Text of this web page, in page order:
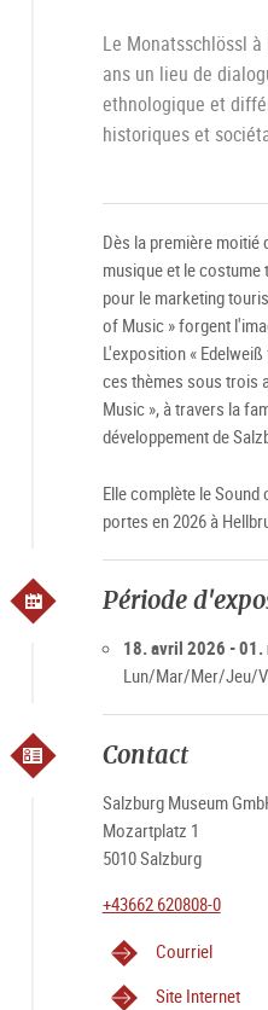
Le Monatsschlössl
ans un lieu de
ethnologique et
historiques et
Dès la première moitié
musique et le
pour le marketing
of Music » forgent
L'exposition «
ces thèmes sous trois
Music », à travers la
développement de
Elle complète le
portes en 2026 à
Période
18. avril 2026 - 01.
Lun/Mar/Mer/Jeu/
Contact
Salzburg Museum
Mozartplatz 1
5010 Salzburg
+43662 620808-0
Courriel
Site Internet